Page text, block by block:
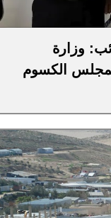
وزارة
لمجلس الكسوم